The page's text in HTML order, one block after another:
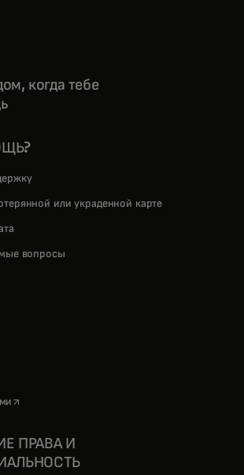
когда тебе
или украденной карте
вопросы
new tab
opens in a new tab
ПРАВА И